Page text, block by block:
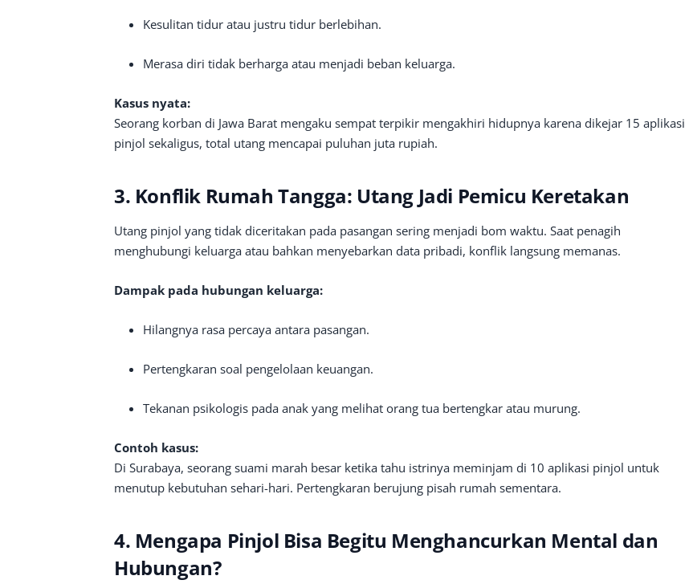
Kesulitan tidur atau justru tidur berlebihan.
Merasa diri tidak berharga atau menjadi beban keluarga.
Kasus nyata:
Seorang korban di Jawa Barat mengaku sempat terpikir mengakhiri hidupnya karena dikejar 15 aplikasi
pinjol sekaligus, total utang mencapai puluhan juta rupiah.
3. Konflik Rumah Tangga: Utang Jadi Pemicu Keretakan
Utang pinjol yang tidak diceritakan pada pasangan sering menjadi bom waktu. Saat penagih
menghubungi keluarga atau bahkan menyebarkan data pribadi, konflik langsung memanas.
Dampak pada hubungan keluarga:
Hilangnya rasa percaya antara pasangan.
Pertengkaran soal pengelolaan keuangan.
Tekanan psikologis pada anak yang melihat orang tua bertengkar atau murung.
Contoh kasus:
Di Surabaya, seorang suami marah besar ketika tahu istrinya meminjam di 10 aplikasi pinjol untuk
menutup kebutuhan sehari-hari. Pertengkaran berujung pisah rumah sementara.
4. Mengapa Pinjol Bisa Begitu Menghancurkan Mental dan
Hubungan?